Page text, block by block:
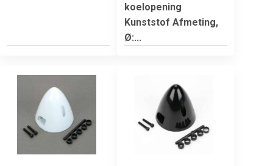
koelopening
Kunststof Afmeting,
Ø:...